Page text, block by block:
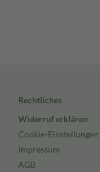
Rechtliches
Widerruf erklären
Cookie-Einstellungen
Impressum
AGB